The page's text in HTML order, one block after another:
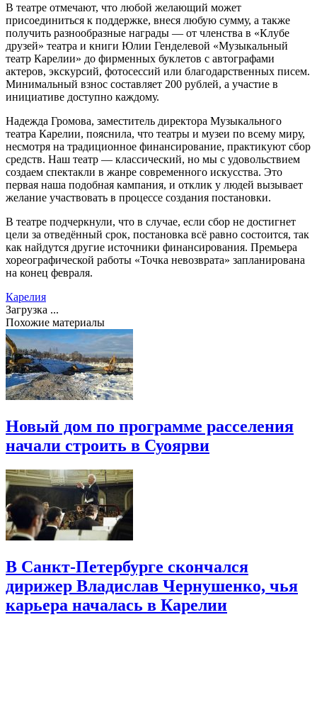
В театре отмечают, что любой желающий может
присоединиться к поддержке, внеся любую сумму, а также
получить разнообразные награды — от членства в «Клубе
друзей» театра и книги Юлии Генделевой «Музыкальный
театр Карелии» до фирменных буклетов с автографами
актеров, экскурсий, фотосессий или благодарственных писем.
Минимальный взнос составляет 200 рублей, а участие в
инициативе доступно каждому.
Надежда Громова, заместитель директора Музыкального
театра Карелии, пояснила, что театры и музеи по всему миру,
несмотря на традиционное финансирование, практикуют сбор
средств. Наш театр — классический, но мы с удовольствием
создаем спектакли в жанре современного искусства. Это
первая наша подобная кампания, и отклик у людей вызывает
желание участвовать в процессе создания постановки.
В театре подчеркнули, что в случае, если сбор не достигнет
цели за отведённый срок, постановка всё равно состоится, так
как найдутся другие источники финансирования. Премьера
хореографической работы «Точка невозврата» запланирована
на конец февраля.
Карелия
Загрузка ...
Похожие материалы
Новый дом по программе расселения
начали строить в Суоярви
В Санкт-Петербурге скончался
дирижер Владислав Чернушенко, чья
карьера началась в Карелии